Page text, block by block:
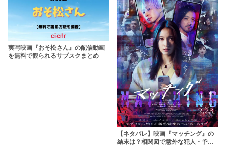
実写映画『おそ松さん』の配信動画
を無料で観られるサブスクまとめ
【ネタバレ】映画『マッチング』の
結末は？相関図で意外な犯人・予想